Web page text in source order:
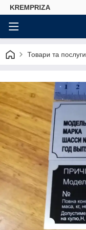
KREMPRIZA
Товари та послуги